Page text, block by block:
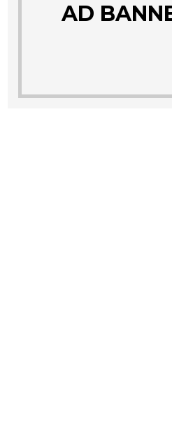
AD